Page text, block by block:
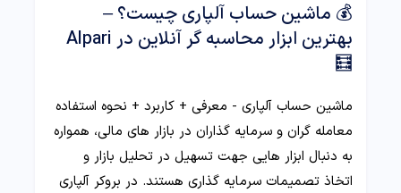
💰 ماشین حساب آلپاری چیست؟ –
بهترین ابزار محاسبه گر آنلاین در Alpari
🧮
ماشین حساب آلپاری - معرفی + کاربرد + نحوه استفاده
معامله گران و سرمایه گذاران در بازار های مالی، همواره
به دنبال ابزار هایی جهت تسهیل در تحلیل بازار و
اتخاذ تصمیمات سرمایه گذاری هستند. در بروکر آلپاری